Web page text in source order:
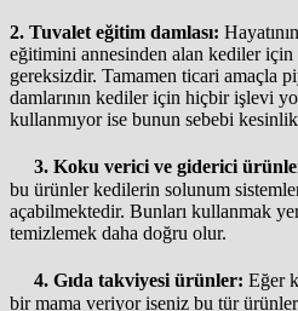
2. Tuvalet eğitim damlası:
eğitimini annesinden alan kediler
gereksizdir. Tamamen ticari amaçla
damlarının kediler için hiçbir işlevi
kullanmıyor ise bunun sebebi
3. Koku verici ve giderici
bu ürünler kedilerin solunum
açabilmektedir. Bunları kullanmak
temizlemek daha doğru olur.
4. Gıda takviyesi ürünler: Eğer
bir mama veriyor iseniz bu tür